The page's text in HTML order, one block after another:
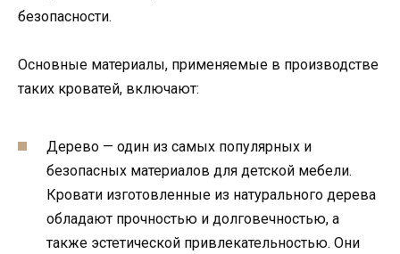
безопасности.
Основные материалы, применяемые в производстве
таких кроватей, включают:
Дерево — один из самых популярных и
безопасных материалов для детской мебели.
Кровати изготовленные из натурального дерева
обладают прочностью и долговечностью, а
также эстетической привлекательностью. Они